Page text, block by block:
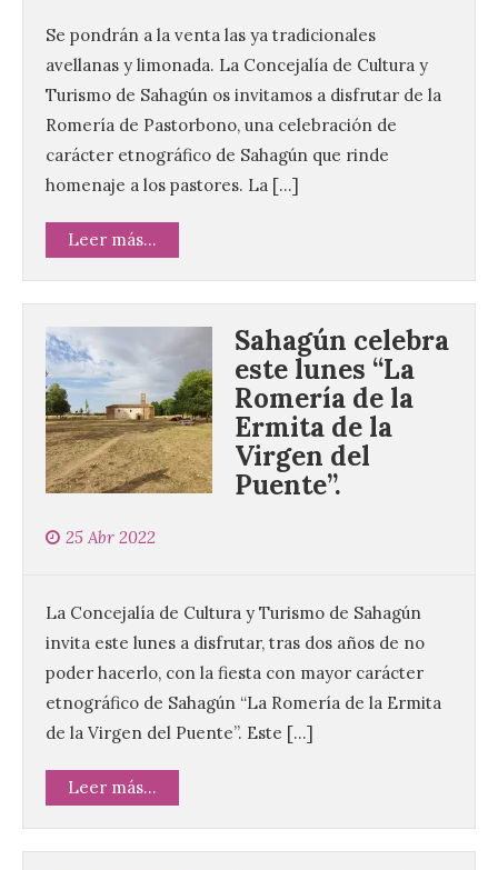
Se pondrán a la venta las ya tradicionales
avellanas y limonada. La Concejalía de Cultura y
Turismo de Sahagún os invitamos a disfrutar de la
Romería de Pastorbono, una celebración de
carácter etnográfico de Sahagún que rinde
homenaje a los pastores. La […]
Leer más...
Sahagún celebra
este lunes “La
Romería de la
Ermita de la
Virgen del
Puente”.
25 Abr 2022
La Concejalía de Cultura y Turismo de Sahagún
invita este lunes a disfrutar, tras dos años de no
poder hacerlo, con la fiesta con mayor carácter
etnográfico de Sahagún “La Romería de la Ermita
de la Virgen del Puente”. Este […]
Leer más...